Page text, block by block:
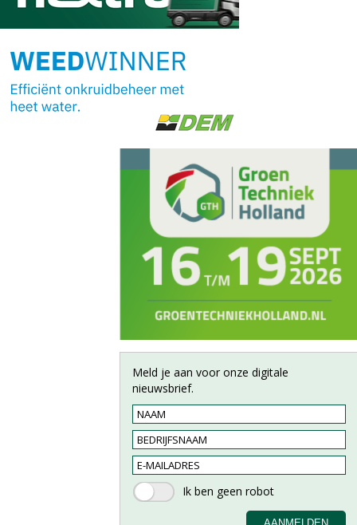
Meld je aan voor onze digitale
nieuwsbrief.